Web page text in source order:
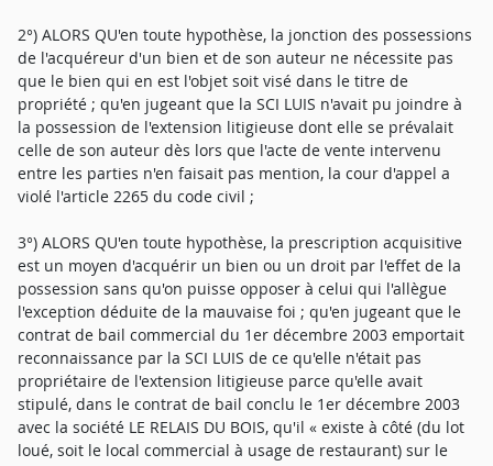
2°) ALORS QU'en toute hypothèse, la jonction des possessions
de l'acquéreur d'un bien et de son auteur ne nécessite pas
que le bien qui en est l'objet soit visé dans le titre de
propriété ; qu'en jugeant que la SCI LUIS n'avait pu joindre à
la possession de l'extension litigieuse dont elle se prévalait
celle de son auteur dès lors que l'acte de vente intervenu
entre les parties n'en faisait pas mention, la cour d'appel a
violé l'article 2265 du code civil ;
3°) ALORS QU'en toute hypothèse, la prescription acquisitive
est un moyen d'acquérir un bien ou un droit par l'effet de la
possession sans qu'on puisse opposer à celui qui l'allègue
l'exception déduite de la mauvaise foi ; qu'en jugeant que le
contrat de bail commercial du 1er décembre 2003 emportait
reconnaissance par la SCI LUIS de ce qu'elle n'était pas
propriétaire de l'extension litigieuse parce qu'elle avait
stipulé, dans le contrat de bail conclu le 1er décembre 2003
avec la société LE RELAIS DU BOIS, qu'il « existe à côté (du lot
loué, soit le local commercial à usage de restaurant) sur le